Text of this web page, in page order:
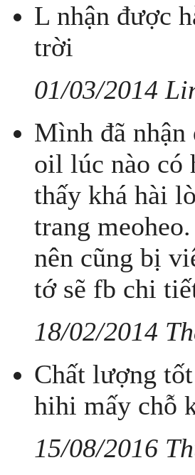
L nhận được
trời
01/03/2014
Mình đã nhận
oil lúc nào có
thấy khá hài
trang
nên cũng bị
tớ sẽ fb chi
18/02/2014
Chất lượng
hihi mấy chỗ
15/08/2016